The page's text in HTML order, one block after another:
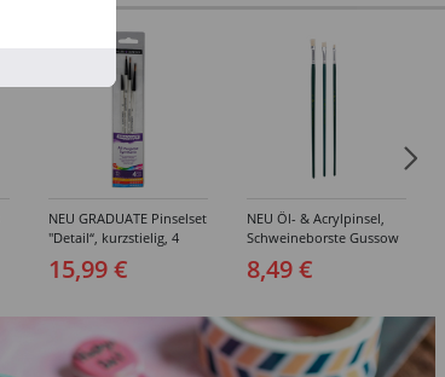
NEU GRADUATE Pinselset
"Detail“, kurzstielig, 4
15,99 €
NEU Öl- & Acrylpinsel,
Schweineborste Gussow
8,49 €